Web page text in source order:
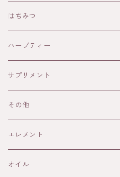
はちみつ
HOLISTETIQUE
HONEY IN THE GARDEN
ANAYA
13Honey
ELIXIR
ハーブティー
サプリメント
その他
書籍
雑貨
エレメント
火
オイル